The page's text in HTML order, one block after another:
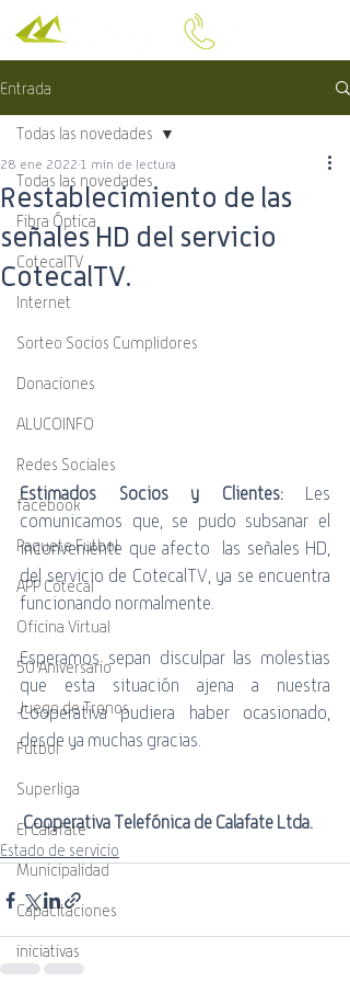
Entrada
Todas las novedades
Fibra Óptica
CotecalTV
Internet
Sorteo Socios Cumplidores
Donaciones
ALUCOINFO
Redes Sociales
facebook
Paquete Futbol
APP Cotecal
Oficina Virtual
50 Aniversario
Juego de Tronos
Futbol
Superliga
El Calafate
Municipalidad
Capacitaciones
iniciativas
Todas las novedades
Restablecimiento de las
señales HD del servicio
CotecalTV.
28 ene 2022 1 min de lectura
Estimados Socios y Clientes: Les
comunicamos que, se pudo subsanar el
inconveniente que afecto  las señales HD,
del servicio de CotecalTV, ya se encuentra
funcionando normalmente.
Esperamos sepan disculpar las molestias
que esta situación ajena a nuestra
Cooperativa pudiera haber ocasionado,
desde ya muchas gracias.
Cooperativa Telefónica de Calafate Ltda.
Estado de servicio